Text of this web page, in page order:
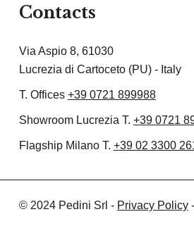
Contacts
Via Aspio 8, 61030
Lucrezia di Cartoceto (PU) - Italy
T. Offices +39 0721 899988
Showroom Lucrezia T. +39 0721
Flagship Milano T. +39 02 3300
© 2024 Pedini Srl - Privacy Policy-